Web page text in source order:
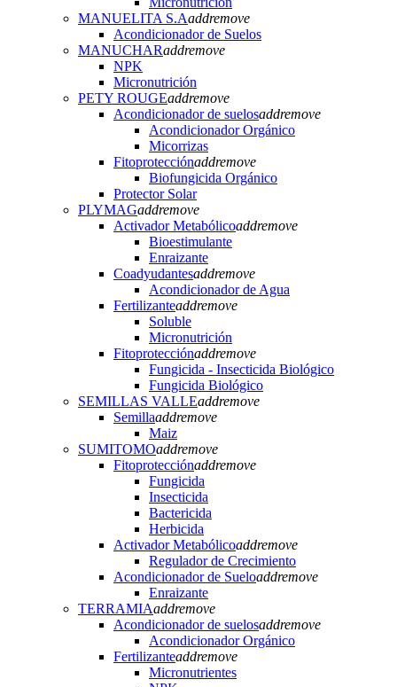
MANUELITA S.Aaddremove
Acondicionador de Suelos
MANUCHARaddremove
NPK
Micronutrición
PETY ROUGEaddremove
Acondicionador de suelosaddremove
Acondicionador Orgánico
Micorrizas
Fitoprotecciónaddremove
Biofungicida Orgánico
Protector Solar
PLYMAGaddremove
Activador Metabólicoaddremove
Bioestimulante
Enraizante
Coadyudantesaddremove
Acondicionador de Agua
Fertilizanteaddremove
Soluble
Micronutrición
Fitoprotecciónaddremove
Fungicida - Insecticida Biológico
Fungicida Biológico
SEMILLAS VALLEaddremove
Semillaaddremove
Maiz
SUMITOMOaddremove
Fitoprotecciónaddremove
Fungicida
Insecticida
Bactericida
Herbicida
Activador Metabólicoaddremove
Regulador de Crecimiento
Acondicionador de Sueloaddremove
Enraizante
TERRAMIAaddremove
Acondicionador de suelosaddremove
Acondicionador Orgánico
Fertilizanteaddremove
Micronutrientes